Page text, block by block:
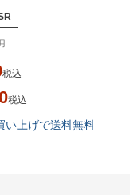
税込
税込
い上げで送料無料